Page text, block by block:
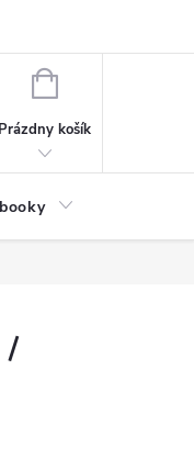
NÁKUPNÝ
Prázdny košík
/